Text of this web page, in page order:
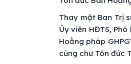
Thay mặt Ban Trị
Ủy viên HĐTS,
Hoằng pháp
cùng chư Tôn đức